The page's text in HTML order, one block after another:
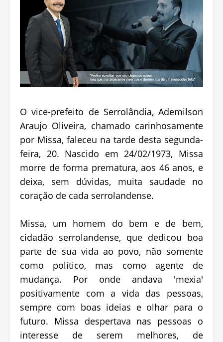
O vice-prefeito de Serrolândia, Ademilson
Araujo Oliveira, chamado carinhosamente
por Missa, faleceu na tarde desta segunda-
feira, 20. Nascido em 24/02/1973, Missa
morre de forma prematura, aos 46 anos, e
deixa, sem dúvidas, muita saudade no
coração de cada serrolandense.
Missa, um homem do bem e de bem,
cidadão serrolandense, que dedicou boa
parte de sua vida ao povo, não somente
como político, mas como agente de
mudança. Por onde andava 'mexia'
positivamente com a vida das pessoas,
sempre com boas ideias e olhar para o
futuro. Missa despertava nas pessoas o
interesse de serem melhores, de